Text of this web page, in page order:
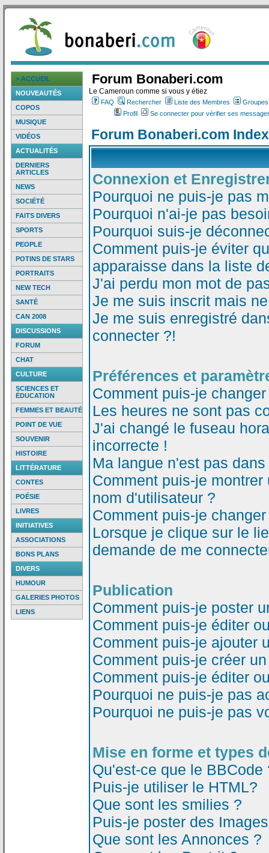
> ACCUEIL
NOUVEAUTÉS
COPOS
MUSIQUE
VIDÉOS
ACTUALITÉS
DERNIERS
ARTICLES
NEWS
SOCIÉTÉ
FAITS DIVERS
SPORTS
PEOPLE
POTINS DE STARS
PORTRAITS
NEW TECH
SANTÉ
CAN 2008
DISCUSSIONS
FORUM
CHAT
CULTURE
SCIENCES ET
ÉDUCATION
FEMMES ET BEAUTÉ
POINT DE VUE
SOUVENIR
HISTOIRE
LITTÉRATURE
CONTES
POÉSIE
LIVRES
INITIATIVES
ASSOCIATIONS
BONS PLANS
DIVERS
HUMOUR
GALERIES PHOTOS
LIENS
Forum Bonaberi.com
Le Cameroun comme si vous y étiez
FAQ Rechercher Liste des Membres
Profil
Se connecter pour vérifier ses
Forum Bonaberi.com
Connexion et
Pourquoi ne puis-je pas
Pourquoi n'ai-je pas
Pourquoi suis-je
Comment puis-je éviter
apparaisse dans la liste
J'ai perdu mon mot de
Je me suis inscrit mais
Je me suis enregistré
connecter ?!
Préférences et
Comment puis-je
Les heures ne sont pas
J'ai changé le fuseau
incorrecte !
Ma langue n'est pas
Comment puis-je
nom d'utilisateur ?
Comment puis-je
Lorsque je clique sur le
demande de me
Publication
Comment puis-je poster
Comment puis-je éditer
Comment puis-je ajouter
Comment puis-je créer
Comment puis-je éditer
Pourquoi ne puis-je pas
Pourquoi ne puis-je pas
Mise en forme et types
Qu'est-ce que le BBCode
Puis-je utiliser le HTML?
Que sont les smilies ?
Puis-je poster des
Que sont les Annonces ?